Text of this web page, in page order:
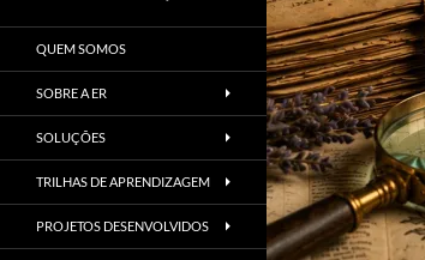
QUEM SOMOS
SOBRE A ER
SOLUÇÕES
TRILHAS DE APRENDIZAGEM
PROJETOS DESENVOLVIDOS